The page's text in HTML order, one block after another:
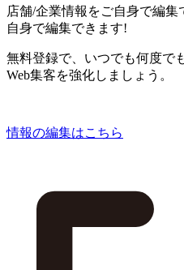
店舗/企業情報をご自身で編集
自身で編集できます!
無料登録で、いつでも何度で
Web集客を強化しましょう。
情報の編集はこちら